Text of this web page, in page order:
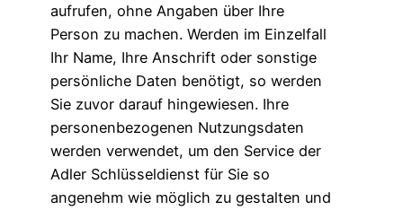
aufrufen, ohne Angaben über Ihre
Person zu machen. Werden im Einzelfall
Ihr Name, Ihre Anschrift oder sonstige
persönliche Daten benötigt, so werden
Sie zuvor darauf hingewiesen. Ihre
personenbezogenen Nutzungsdaten
werden verwendet, um den Service der
Adler Schlüsseldienst für Sie so
angenehm wie möglich zu gestalten und